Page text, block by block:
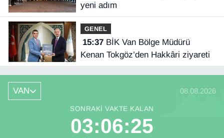
yeni adım
GENEL
15:37BİK Van Bölge Müdürü
Kenan Tokgöz’den Hakkâri ziyareti
VAN 08.08.2026
SONRAKI VAKTE KALAN
03:06:25